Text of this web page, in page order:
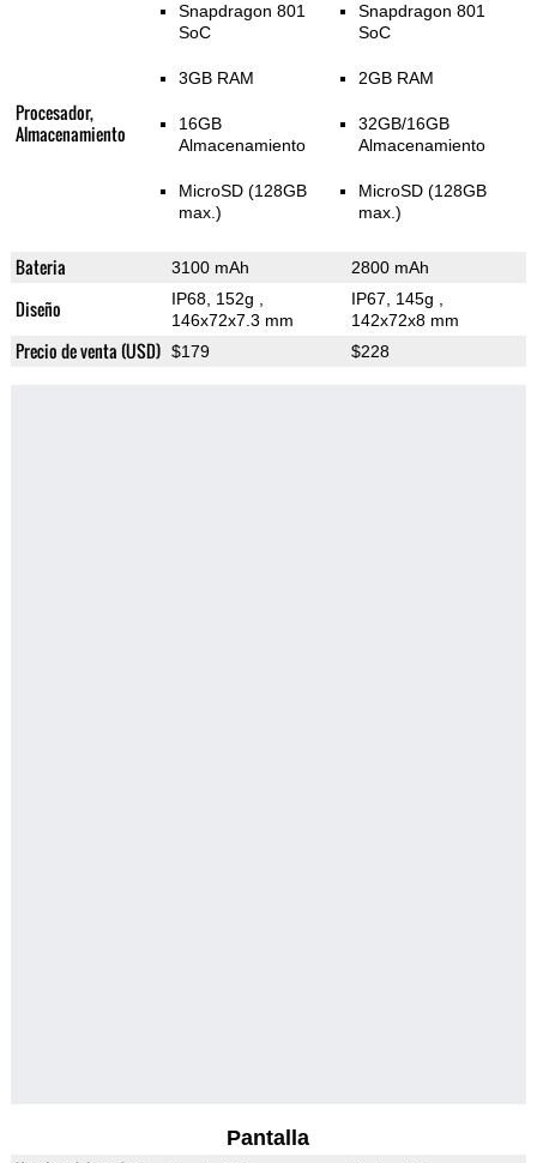
Procesador,
Almacenamiento
Snapdragon 801
SoC
3GB RAM
16GB
Almacenamiento
MicroSD (128GB
max.)
Snapdragon 801
SoC
2GB RAM
32GB/16GB
Almacenamiento
MicroSD (128GB
max.)
Bateria 3100 mAh 2800 mAh
Diseño IP68, 152g
146x72x7.3 mm
IP67, 145g
142x72x8 mm
Precio de venta (USD) $179 $228
Pantalla